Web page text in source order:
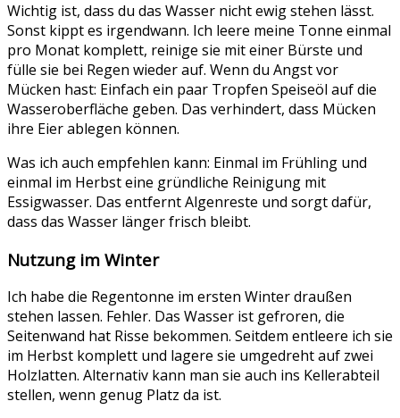
Wichtig ist, dass du das Wasser nicht ewig stehen lässt.
Sonst kippt es irgendwann. Ich leere meine Tonne einmal
pro Monat komplett, reinige sie mit einer Bürste und
fülle sie bei Regen wieder auf. Wenn du Angst vor
Mücken hast: Einfach ein paar Tropfen Speiseöl auf die
Wasseroberfläche geben. Das verhindert, dass Mücken
ihre Eier ablegen können.
Was ich auch empfehlen kann: Einmal im Frühling und
einmal im Herbst eine gründliche Reinigung mit
Essigwasser. Das entfernt Algenreste und sorgt dafür,
dass das Wasser länger frisch bleibt.
Nutzung im Winter
Ich habe die Regentonne im ersten Winter draußen
stehen lassen. Fehler. Das Wasser ist gefroren, die
Seitenwand hat Risse bekommen. Seitdem entleere ich sie
im Herbst komplett und lagere sie umgedreht auf zwei
Holzlatten. Alternativ kann man sie auch ins Kellerabteil
stellen, wenn genug Platz da ist.